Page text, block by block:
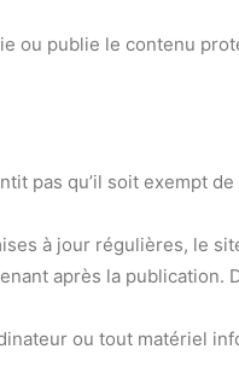
ou publie le contenu
pas qu’il soit exempt de
à jour régulières, le
après la publication.
ou tout matériel